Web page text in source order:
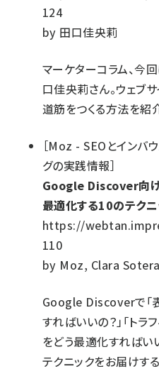
124
by 田口佳央莉
マーケターコラム、今
口佳央莉さん。ウェブ
道筋をつくる方法を紹
［Moz - SEOとインバ
グの実践情報］
Google Discover向
最適化する10のテクニ
https://
110
by Moz, Clara
Google Discoverで「
すればいいの？」「トラ
をどう最適化すればい
テクニックをお届けする